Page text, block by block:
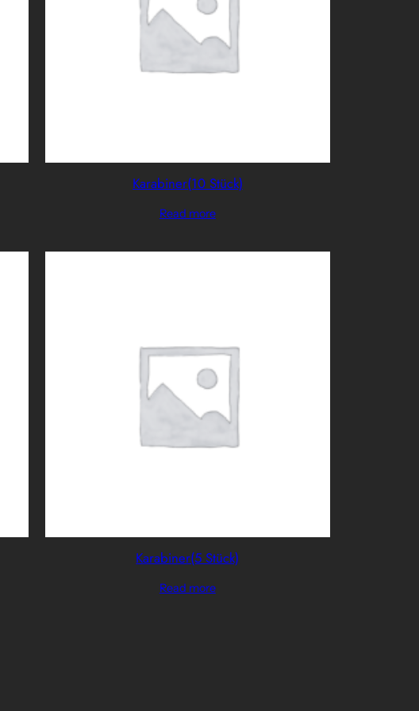
Karabiner(10 Stück)
Read more
Karabiner(5 Stück)
Read more